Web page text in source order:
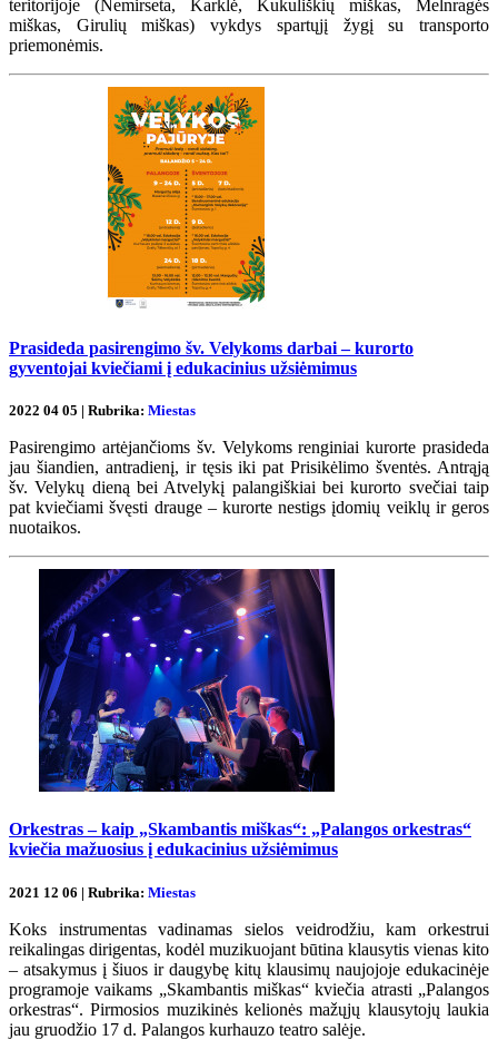
teritorijoje (Nemirseta, Karklė, Kukuliškių miškas, Melnragės
miškas, Girulių miškas) vykdys spartųjį žygį su transporto
priemonėmis.
Prasideda pasirengimo šv. Velykoms darbai – kurorto
gyventojai kviečiami į edukacinius užsiėmimus
2022 04 05 | Rubrika: Miestas
Pasirengimo artėjančioms šv. Velykoms renginiai kurorte prasideda
jau šiandien, antradienį, ir tęsis iki pat Prisikėlimo šventės. Antrąją
šv. Velykų dieną bei Atvelykį palangiškiai bei kurorto svečiai taip
pat kviečiami švęsti drauge – kurorte nestigs įdomių veiklų ir geros
nuotaikos.
Orkestras – kaip „Skambantis miškas“: „Palangos orkestras“
kviečia mažuosius į edukacinius užsiėmimus
2021 12 06 | Rubrika: Miestas
Koks instrumentas vadinamas sielos veidrodžiu, kam orkestrui
reikalingas dirigentas, kodėl muzikuojant būtina klausytis vienas kito
– atsakymus į šiuos ir daugybę kitų klausimų naujojoje edukacinėje
programoje vaikams „Skambantis miškas“ kviečia atrasti „Palangos
orkestras“. Pirmosios muzikinės kelionės mažųjų klausytojų laukia
jau gruodžio 17 d. Palangos kurhauzo teatro salėje.